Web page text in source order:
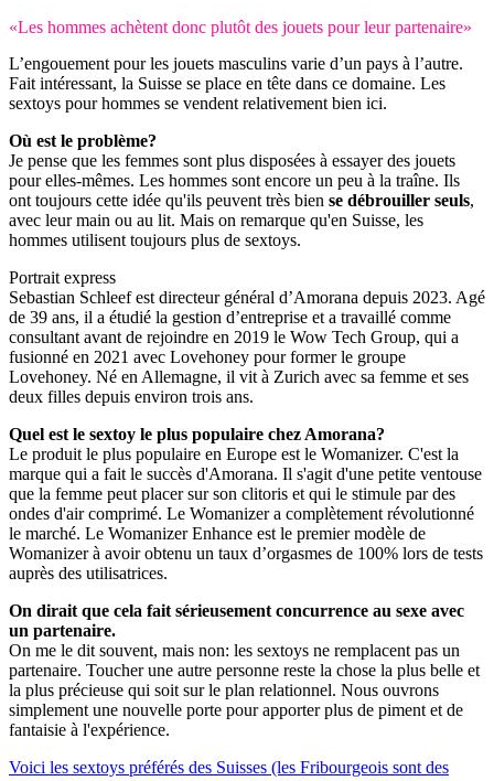
«Les hommes achètent donc plutôt des jouets pour leur partenaire»
L’engouement pour les jouets masculins varie d’un pays à l’autre.
Fait intéressant, la Suisse se place en tête dans ce domaine. Les
sextoys pour hommes se vendent relativement bien ici.
Où est le problème?
Je pense que les femmes sont plus disposées à essayer des jouets
pour elles-mêmes. Les hommes sont encore un peu à la traîne. Ils
ont toujours cette idée qu'ils peuvent très bien se débrouiller seuls,
avec leur main ou au lit. Mais on remarque qu'en Suisse, les
hommes utilisent toujours plus de sextoys.
Portrait express
Sebastian Schleef est directeur général d’Amorana depuis 2023. Agé
de 39 ans, il a étudié la gestion d’entreprise et a travaillé comme
consultant avant de rejoindre en 2019 le Wow Tech Group, qui a
fusionné en 2021 avec Lovehoney pour former le groupe
Lovehoney. Né en Allemagne, il vit à Zurich avec sa femme et ses
deux filles depuis environ trois ans.
Quel est le sextoy le plus populaire chez Amorana?
Le produit le plus populaire en Europe est le Womanizer. C'est la
marque qui a fait le succès d'Amorana. Il s'agit d'une petite ventouse
que la femme peut placer sur son clitoris et qui le stimule par des
ondes d'air comprimé. Le Womanizer a complètement révolutionné
le marché. Le Womanizer Enhance est le premier modèle de
Womanizer à avoir obtenu un taux d’orgasmes de 100% lors de tests
auprès des utilisatrices.
On dirait que cela fait sérieusement concurrence au sexe avec
un partenaire.
On me le dit souvent, mais non: les sextoys ne remplacent pas un
partenaire. Toucher une autre personne reste la chose la plus belle et
la plus précieuse qui soit sur le plan relationnel. Nous ouvrons
simplement une nouvelle porte pour apporter plus de piment et de
fantaisie à l'expérience.
Voici les sextoys préférés des Suisses (les Fribourgeois sont des